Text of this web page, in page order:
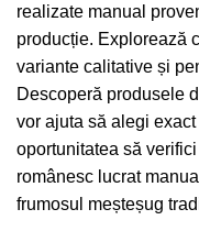
realizate manual
producție. Explorează
variante calitative și
Descoperă produsele
vor ajuta să alegi
oportunitatea să
românesc lucrat
frumosul meșteșug